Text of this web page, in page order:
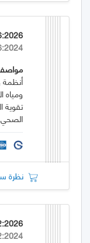
ومياه
تقوية
الصحي
نظرة